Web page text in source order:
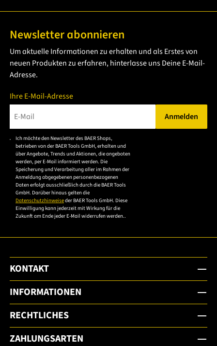
Newsletter abonnieren
Um aktuelle Informationen zu erhalten und als Erstes von
neuen Produkten zu erfahren, hinterlasse uns Deine E-Mail-
Adresse.
Ihre E-Mail-Adresse
Bitte geben Sie eine gültige E-Mail-Adresse ein.
Anmelden
Ich möchte den Newsletter des BAER Shops,
betrieben von der BAER Tools GmbH, erhalten und
über Angebote, Trends und Aktionen, die angeboten
werden, per E-Mail informiert werden. Die
Speicherung und Verarbeitung aller im Rahmen der
Anmeldung abgegebenen personenbezogenen
Daten erfolgt ausschließlich durch die BAER Tools
GmbH. Darüber hinaus gelten die
Datenschutzhinweiseder BAER Tools GmbH. Diese
Einwilligung kann jederzeit mit Wirkung für die
Zukunft am Ende jeder E-Mail widerrufen werden..
KONTAKT
INFORMATIONEN
RECHTLICHES
ZAHLUNGSARTEN